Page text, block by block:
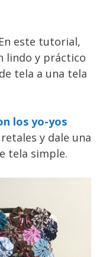
este tutorial,
lindo y práctico
tela a una tela
los yo-yos
y dale una
tela simple.